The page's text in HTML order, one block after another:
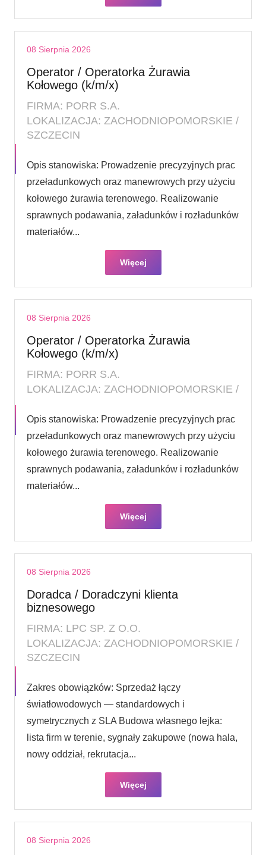
08 Sierpnia 2026
Operator / Operatorka Żurawia
Kołowego (k/m/x)
FIRMA: PORR S.A.
LOKALIZACJA: ZACHODNIOPOMORSKIE /
SZCZECIN
Opis stanowiska: Prowadzenie precyzyjnych prac
przeładunkowych oraz manewrowych przy użyciu
kołowego żurawia terenowego. Realizowanie
sprawnych podawania, załadunków i rozładunków
materiałów...
Więcej
08 Sierpnia 2026
Operator / Operatorka Żurawia
Kołowego (k/m/x)
FIRMA: PORR S.A.
LOKALIZACJA: ZACHODNIOPOMORSKIE /
Opis stanowiska: Prowadzenie precyzyjnych prac
przeładunkowych oraz manewrowych przy użyciu
kołowego żurawia terenowego. Realizowanie
sprawnych podawania, załadunków i rozładunków
materiałów...
Więcej
08 Sierpnia 2026
Doradca / Doradczyni klienta
biznesowego
FIRMA: LPC SP. Z O.O.
LOKALIZACJA: ZACHODNIOPOMORSKIE /
SZCZECIN
Zakres obowiązków: Sprzedaż łączy
światłowodowych — standardowych i
symetrycznych z SLA Budowa własnego lejka:
lista firm w terenie, sygnały zakupowe (nowa hala,
nowy oddział, rekrutacja...
Więcej
08 Sierpnia 2026